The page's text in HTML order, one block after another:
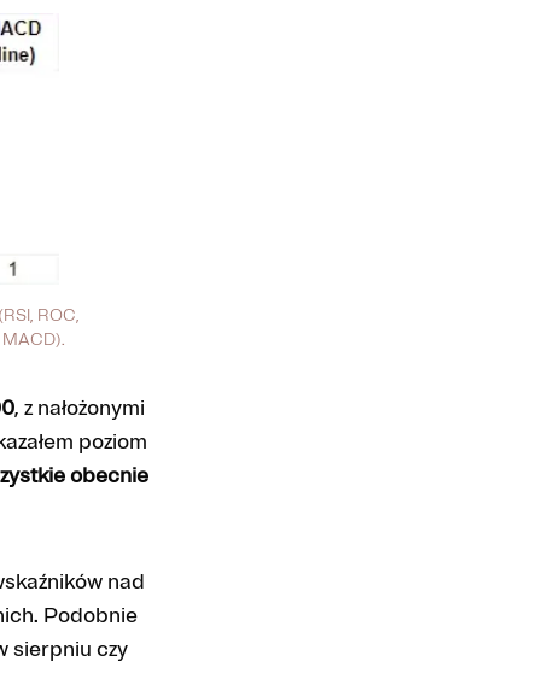
ROC,
MACD).
, z nałożonymi
poziom
obecnie
nad
Podobnie
sierpniu czy